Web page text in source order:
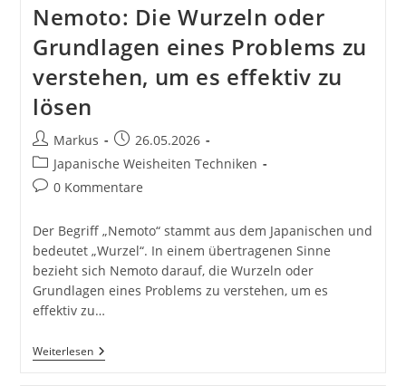
Nemoto: Die Wurzeln oder
Grundlagen eines Problems zu
verstehen, um es effektiv zu
lösen
Beitrags-
Autor:
Markus
Beitrag
veröffentlicht:
26.05.2026
Beitrags-
Kategorie:
Japanische Weisheiten Techniken
Beitrags-
0 Kommentare
Der Begriff „Nemoto“ stammt aus dem Japanischen und
bedeutet „Wurzel“. In einem übertragenen Sinne
bezieht sich Nemoto darauf, die Wurzeln oder
Grundlagen eines Problems zu verstehen, um es
effektiv zu…
WeiterlesenNemoto:
Die